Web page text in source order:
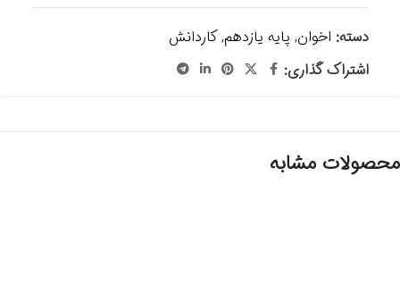
دسته: اخوان, پایه یازدهم,کاردانش
اشتراک گذاری:
محصولات مشابه